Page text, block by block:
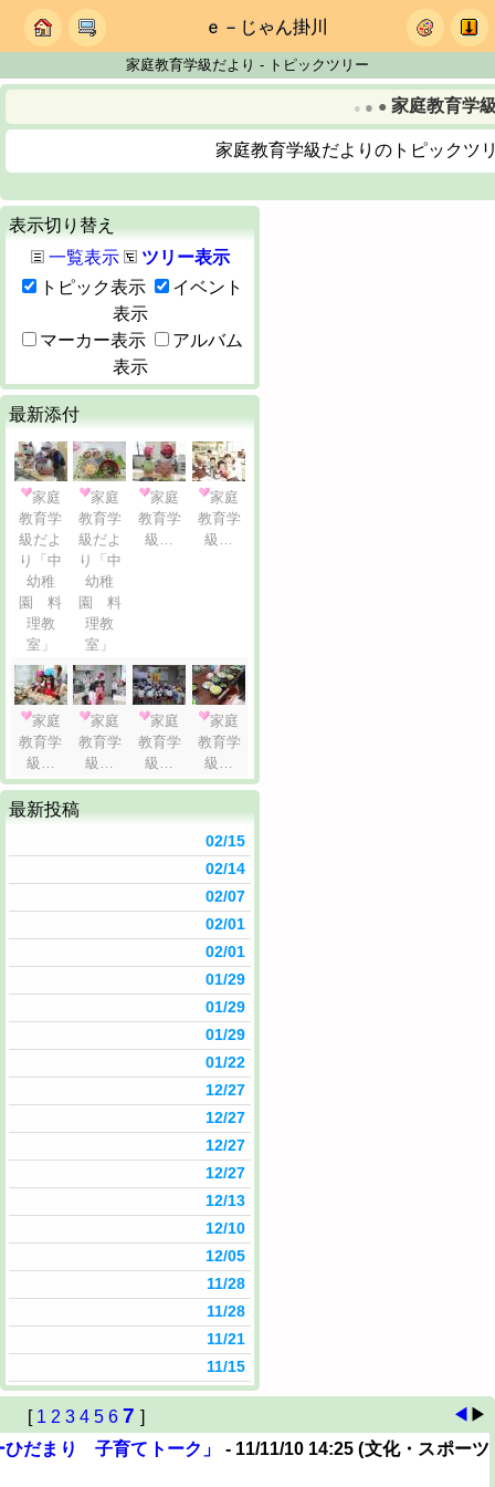
ｅ－じゃん掛川
家庭教育学級だより - トピックツリー
● ● ● 家庭教育学
家庭教育学級だよりのトピックツ
表示切り替え
一覧表示
ツリー表示
トピック表示
イベント
表示
マーカー表示
アルバム
表示
最新添付
家庭
教育学
級だよ
り「中
幼稚
園 料
理教
室」
家庭
教育学
級だよ
り「中
幼稚
園 料
理教
室」
家庭
教育学
級…
家庭
教育学
級…
家庭
教育学
級…
家庭
教育学
級…
家庭
教育学
級…
家庭
教育学
級…
最新投稿
02/15
02/14
02/07
02/01
02/01
01/29
01/29
01/29
01/22
12/27
12/27
12/27
12/27
12/13
12/10
12/05
11/28
11/28
11/21
11/15
[ 1 2 3 4 5 6 7 ] ◀ ▶
だまり 子育てトーク」
- 11/11/10 14:25 (文化・スポーツ